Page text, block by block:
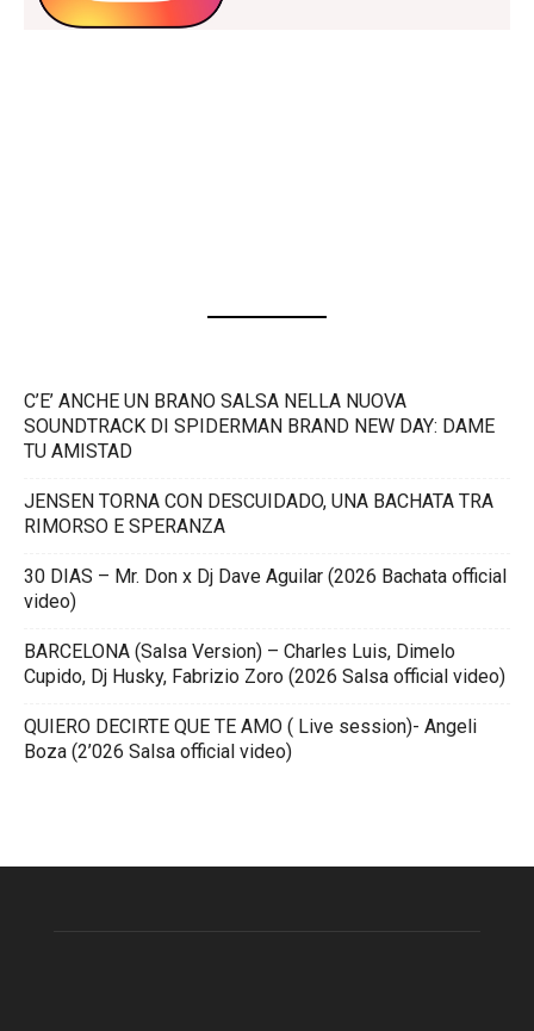
C’E’ ANCHE UN BRANO SALSA NELLA NUOVA
SOUNDTRACK DI SPIDERMAN BRAND NEW DAY: DAME
TU AMISTAD
JENSEN TORNA CON DESCUIDADO, UNA BACHATA TRA
RIMORSO E SPERANZA
30 DIAS – Mr. Don x Dj Dave Aguilar (2026 Bachata official
video)
BARCELONA (Salsa Version) – Charles Luis, Dimelo
Cupido, Dj Husky, Fabrizio Zoro (2026 Salsa official video)
QUIERO DECIRTE QUE TE AMO ( Live session)- Angeli
Boza (2’026 Salsa official video)